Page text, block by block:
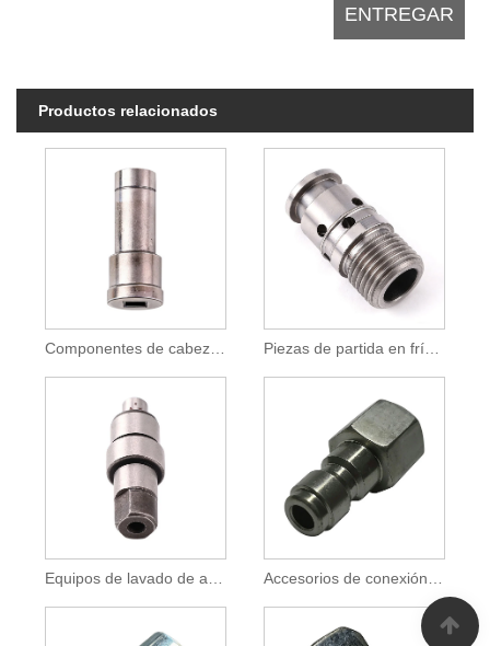
Productos relacionados
Componentes de cabezal en frío de precisión para ajustadores de asientos de automóviles